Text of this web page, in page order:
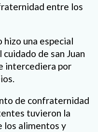
entre los
una especial
de san Juan
intercediera por
de confraternidad
tuvieron la
los alimentos y